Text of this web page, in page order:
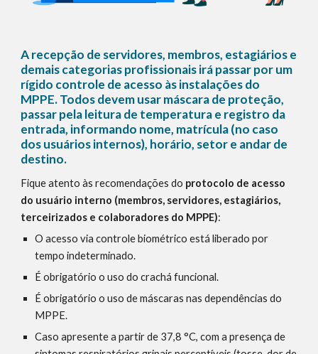
A recepção de servidores, membros, estagiários e
demais categorias profissionais irá passar por um
rígido controle de acesso às instalações do
MPPE. Todos devem usar máscara de proteção,
passar pela leitura de temperatura e registro da
entrada, informando nome, matrícula (no caso
dos usuários internos), horário, setor e andar de
destino.
Fique atento às recomendações do protocolo de acesso
do usuário interno (membros, servidores, estagiários,
terceirizados e colaboradores do MPPE):
O acesso via controle biométrico está liberado por
tempo indeterminado.
É obrigatório o uso do crachá funcional.
É obrigatório o uso de máscaras nas dependências do
MPPE.
Caso apresente a partir de 37,8 °C, com a presença de